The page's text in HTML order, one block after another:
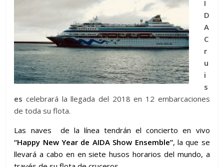
I
D
A
C
r
u
i
s
es celebrará la llegada del 2018 en 12 embarcaciones
de toda su flota.
Las naves de la línea tendrán el concierto en vivo
“Happy New Year de AIDA Show Ensemble”, la que se
llevará a cabo en en siete husos horarios del mundo, a